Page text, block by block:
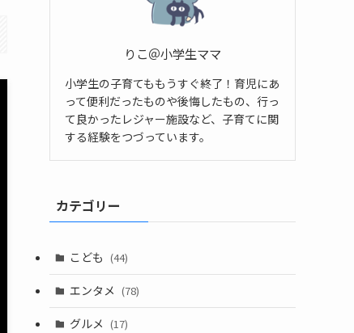
りこ＠小学生ママ
小学生の子育てももうすぐ終了！育児にあ
って便利だったものや後悔したもの、行っ
て良かったレジャー施設など、子育てに関
する経験をつづっています。
カテゴリー
こども (44)
エンタメ (78)
グルメ (17)